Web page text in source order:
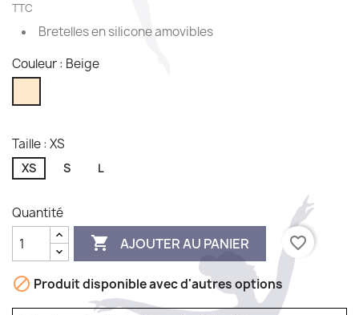
TTC
Bretelles en silicone amovibles
Couleur : Beige
Taille : XS
XS S L
Quantité
 AJOUTER AU PANIER favorite_border
 Produit disponible avec d'autres options